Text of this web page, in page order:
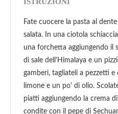
Fate cuocere la pasta al
salata. In una ciotola
una forchetta aggiungendo il
di sale dell'Himalaya e un
gamberi, tagliateli a pezzetti
limone e un po' di olio.
piatti aggiungendo la crema
condite con il pepe di